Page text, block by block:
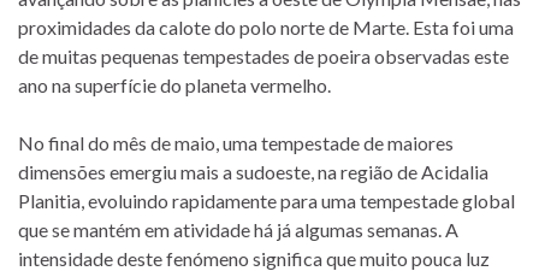
proximidades da calote do polo norte de Marte. Esta foi uma
de muitas pequenas tempestades de poeira observadas este
ano na superfície do planeta vermelho.
No final do mês de maio, uma tempestade de maiores
dimensões emergiu mais a sudoeste, na região de Acidalia
Planitia, evoluindo rapidamente para uma tempestade global
que se mantém em atividade há já algumas semanas. A
intensidade deste fenómeno significa que muito pouca luz